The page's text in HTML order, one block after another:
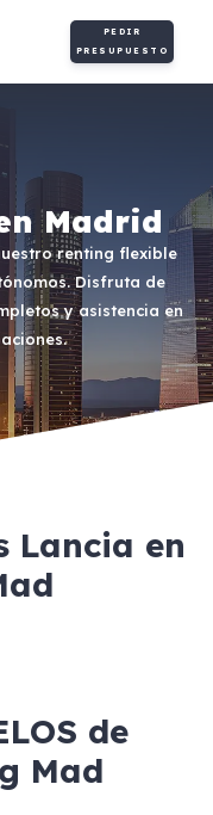
PEDIR
PRESUPUESTO
Madrid
renting flexible
Disfruta de
y asistencia en
Lancia en
de
Mad